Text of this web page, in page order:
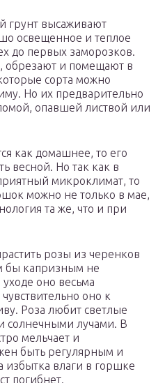
грунт высаживают
освещенное и теплое
до первых заморозков.
обрезают и помещают в
сорта можно
Но их предварительно
опавшей листвой или
как домашнее, то его
весной. Но так как в
микроклимат, то
можно не только в мае,
та же, что и при
розы из черенков
бы капризным не
уходе оно весьма
оно к
Роза любит светлые
солнечными лучами. В
мельчает и
быть регулярным и
избытка влаги в горшке
погибнет.